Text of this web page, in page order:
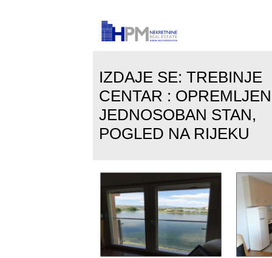
IZDAJE SE: TREBINJE
CENTAR : OPREMLJEN
JEDNOSOBAN STAN,
POGLED NA RIJEKU